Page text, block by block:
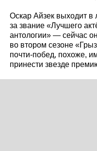
Оскар Айзек выходит
за звание «Лучшего
антологии» — сейчас
во втором сезоне
почти-побед, похоже,
принести звезде